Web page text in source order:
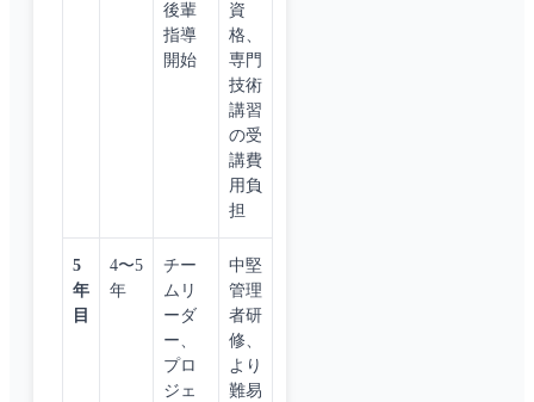
後輩
指導
開始
資
格、
専門
技術
講習
の受
講費
用負
担
5
年
目
4〜5
年
チー
ムリ
ーダ
ー、
プロ
ジェ
中堅
管理
者研
修、
より
難易